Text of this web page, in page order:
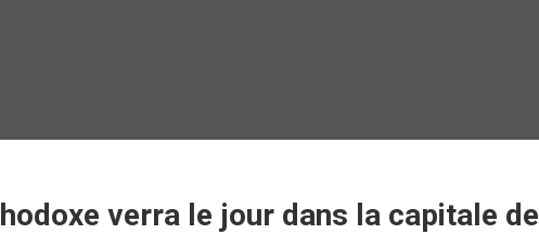
verra le jour dans la capitale de